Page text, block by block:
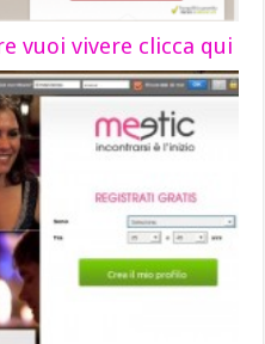
vuoi vivere clicca qui